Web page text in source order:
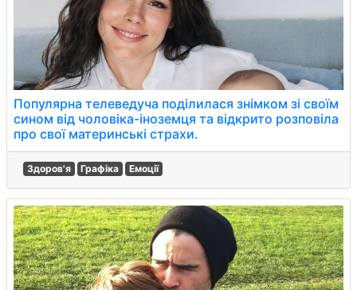
Популярна телеведуча поділилася знімком зі своїм
сином від чоловіка-іноземця та відкрито розповіла
про свої материнські страхи.
Здоров'я Графіка Емоції